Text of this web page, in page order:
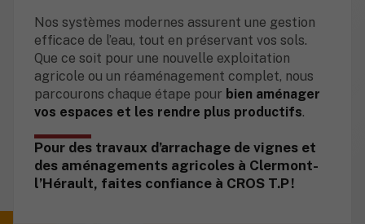
Nos systèmes modernes assurent une gestion
efficace de l’eau, tout en préservant vos sols.
Que ce soit pour une nouvelle exploitation
agricole ou un réaménagement complet, nous
parcourons chaque étape pour bien aménager
vos espaces et les rendre plus productifs.
Pour des travaux d’arrachage de vignes et
des aménagements agricoles à Clermont-
l’Hérault, faites confiance à CROS T.P !